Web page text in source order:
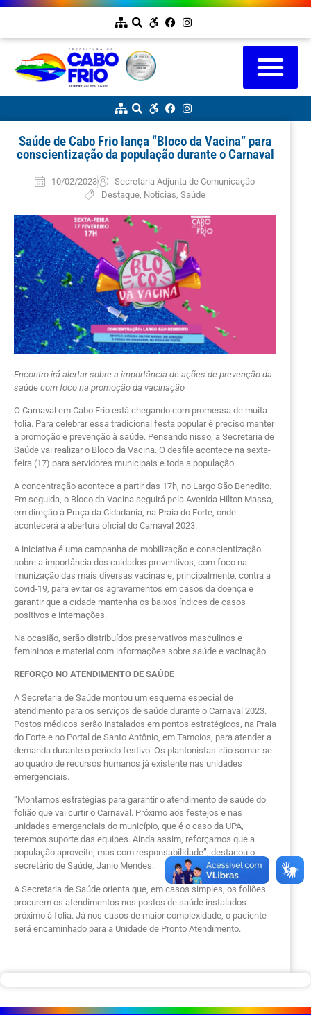
Saúde de Cabo Frio lança “Bloco da Vacina” para
conscientização da população durante o Carnaval
10/02/2023
Secretaria Adjunta de Comunicação
Destaque, Notícias Saúde
Encontro irá alertar sobre a importância de ações de prevenção da
saúde com foco na promoção da vacinação
O Carnaval em Cabo Frio está chegando com promessa de muita
folia. Para celebrar essa tradicional festa popular é preciso manter
a promoção e prevenção à saúde. Pensando nisso, a Secretaria de
Saúde vai realizar o Bloco da Vacina. O desfile acontece na sexta-
feira (17) para servidores municipais e toda a população.
A concentração acontece a partir das 17h, no Largo São Benedito.
Em seguida, o Bloco da Vacina seguirá pela Avenida Hilton Massa,
em direção à Praça da Cidadania, na Praia do Forte, onde
acontecerá a abertura oficial do Carnaval 2023.
A iniciativa é uma campanha de mobilização e conscientização
sobre a importância dos cuidados preventivos, com foco na
imunização das mais diversas vacinas e, principalmente, contra a
covid-19, para evitar os agravamentos em casos da doença e
garantir que a cidade mantenha os baixos índices de casos
positivos e internações.
Na ocasião, serão distribuídos preservativos masculinos e
femininos e material com informações sobre saúde e vacinação.
REFORÇO NO ATENDIMENTO DE SAÚDE
A Secretaria de Saúde montou um esquema especial de
atendimento para os serviços de saúde durante o Carnaval 2023.
Postos médicos serão instalados em pontos estratégicos, na Praia
do Forte e no Portal de Santo Antônio, em Tamoios, para atender a
demanda durante o período festivo. Os plantonistas irão somar-se
ao quadro de recursos humanos já existente nas unidades
emergenciais.
“Montamos estratégias para garantir o atendimento de saúde do
folião que vai curtir o Carnaval. Próximo aos festejos e nas
unidades emergenciais do município, que é o caso da UPA,
teremos suporte das equipes. Ainda assim, reforçamos que a
população aproveite, mas com responsabilidade”, destacou o
secretário de Saúde, Janio Mendes.
A Secretaria de Saúde orienta que, em casos simples, os foliões
procurem os atendimentos nos postos de saúde instalados
próximo à folia. Já nos casos de maior complexidade, o paciente
será encaminhado para a Unidade de Pronto Atendimento.